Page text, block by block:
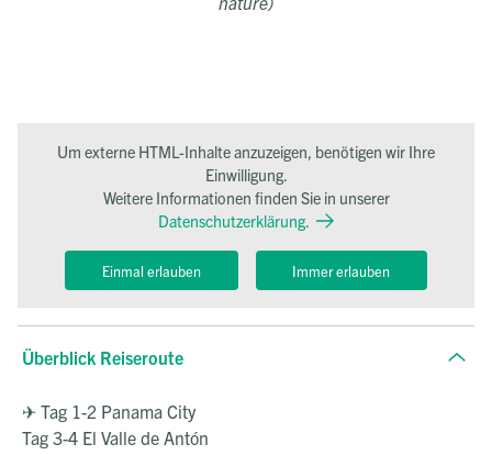
Um externe HTML-Inhalte anzuzeigen, benötigen wir Ihre
Einwilligung.
Weitere Informationen finden Sie in unserer
Datenschutzerklärung.
Einmal erlauben Immer erlauben
Überblick Reiseroute
✈ Tag 1-2 Panama City
Tag 3-4 El Valle de Antón